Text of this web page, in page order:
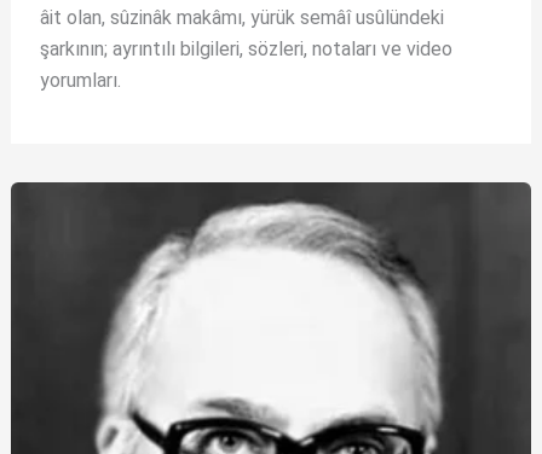
âit olan, sûzinâk makâmı, yürük semâî usûlündeki
şarkının; ayrıntılı bilgileri, sözleri, notaları ve video
yorumları.